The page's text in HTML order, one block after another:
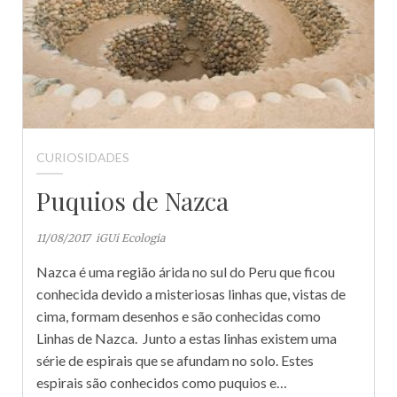
CURIOSIDADES
Puquios de Nazca
11/08/2017 iGUi Ecologia
Nazca é uma região árida no sul do Peru que ficou
conhecida devido a misteriosas linhas que, vistas de
cima, formam desenhos e são conhecidas como
Linhas de Nazca. Junto a estas linhas existem uma
série de espirais que se afundam no solo. Estes
espirais são conhecidos como puquios e…